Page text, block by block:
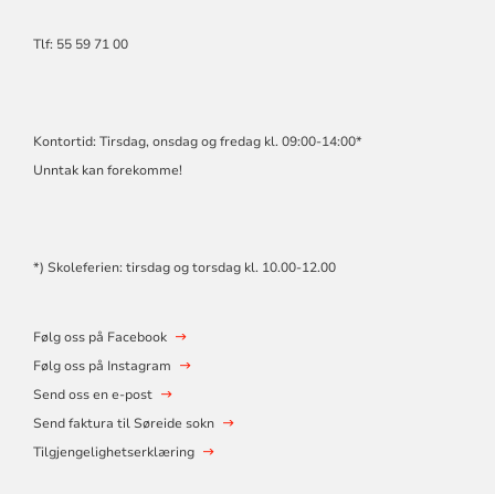
Tlf: 55 59 71 00
Kontortid: Tirsdag, onsdag og fredag kl. 09:00-14:00*
Unntak kan forekomme!
*) Skoleferien: tirsdag og torsdag kl. 10.00-12.00
Følg oss på Facebook
Følg oss på Instagram
Send oss en e-post
Send faktura til Søreide sokn
Tilgjengelighetserklæring